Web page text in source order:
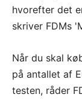
hvorefter det
skriver FDMs
Når du skal
på antallet af
testen, råder